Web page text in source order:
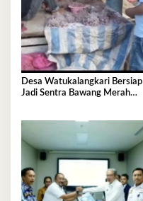
Desa Watukalangkari Bersiap
Jadi Sentra Bawang Merah